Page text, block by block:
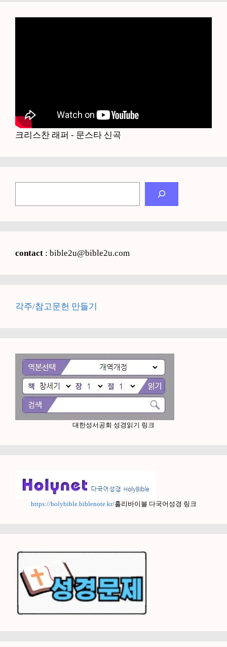
크리스찬 래퍼 - 문스타 신곡
contact : bible2u@bible2u.com
각주/참고문헌 만들기
대한성서공회 성경읽기 링크
https://holybible.biblenote.kr/홀리바이블 다국어성경 링크